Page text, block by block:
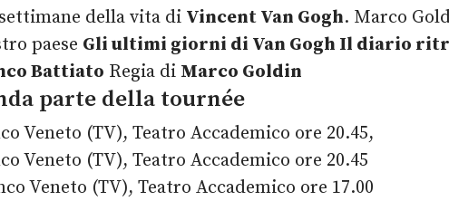
della vita di Vincent Van Gogh. Marco
paese Gli ultimi giorni di Van Gogh Il diario
Battiato Regia di Marco Goldin
parte della tournée
Veneto (TV), Teatro Accademico ore 20.45,
Veneto (TV), Teatro Accademico ore 20.45
Veneto (TV), Teatro Accademico ore 17.00